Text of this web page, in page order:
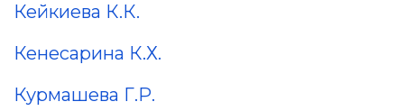
Кейкиева К.К.
Кенесарина К.Х.
Курмашева Г.Р.